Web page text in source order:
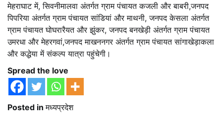
मेहराघाट में, सिवनीमालवा अंतर्गत ग्राम पंचायत कजली और बाबरी,जनपद
पिपरिया अंतर्गत ग्राम पंचायत सांडियां और माथनी, जनपद केसला अंतर्गत
ग्राम पंचायत घोघरारैयत और झुंकर, जनपद बनखेड़ी अंतर्गत ग्राम पंचायत
उमरधा और मेहरगवां,जनपद माखननगर अंतर्गत ग्राम पंचायत सांगाखेड़ाकला
और कद्धेया में संकल्प यात्रा पहुंचेगी।
Spread the love
Posted inमध्यप्रदेश